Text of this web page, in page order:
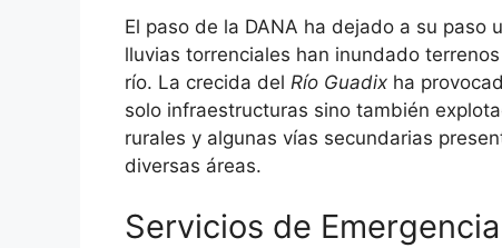
El paso de la DANA ha dejado a su paso
lluvias torrenciales han inundado
río. La crecida del Río Guadix ha
solo infraestructuras sino también
rurales y algunas vías secundarias
diversas áreas.
Servicios de